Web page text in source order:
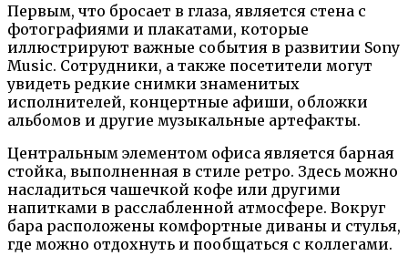
Первым, что бросает в глаза, является стена с
фотографиями и плакатами, которые
иллюстрируют важные события в развитии Sony
Music. Сотрудники, а также посетители могут
увидеть редкие снимки знаменитых
исполнителей, концертные афиши, обложки
альбомов и другие музыкальные артефакты.
Центральным элементом офиса является барная
стойка, выполненная в стиле ретро. Здесь можно
насладиться чашечкой кофе или другими
напитками в расслабленной атмосфере. Вокруг
бара расположены комфортные диваны и стулья,
где можно отдохнуть и пообщаться с коллегами.